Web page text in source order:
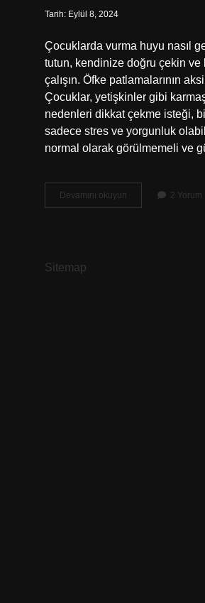
Tarih: Eylül 8, 2024
Çocuklarda vurma huyu nasıl
tutun, kendinize doğru çekin ve
çalışın. Öfke patlamalarının
Çocuklar, yetişkinler gibi
nedenleri dikkat çekme isteği,
sadece stres ve yorgunluk
normal olarak görülmemeli ve
Devamını okuyun Çocuklarda
Vurma
2 Yorum
Sitemap